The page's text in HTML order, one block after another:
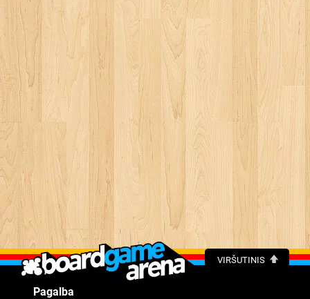
VIRŠUTINIS
Pagalba